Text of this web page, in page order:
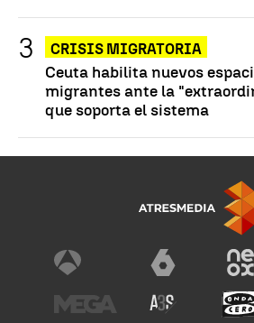
CRISIS MIGRATORIA
Ceuta habilita nuevos
migrantes ante la
que soporta el sistema